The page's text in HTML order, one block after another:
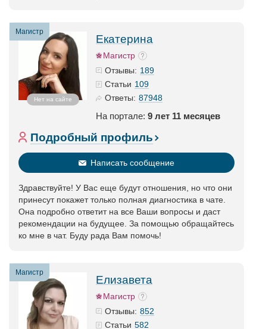
Магистр
Нет на сайте
Екатерина
Магистр
Отзывы: 189
Статьи 109
Ответы: 87948
На портале: 9 лет 11 месяцев
Подробный профиль
Написать сообщение
Здравствуйте! У Вас еще будут отношения, но что они
принесут покажет только полная диагностика в чате.
Она подробно ответит на все Ваши вопросы и даст
рекомендации на будущее. За помощью обращайтесь
ко мне в чат. Буду рада Вам помочь!
Магистр
Елизавета
Магистр
Отзывы: 852
Статьи 582